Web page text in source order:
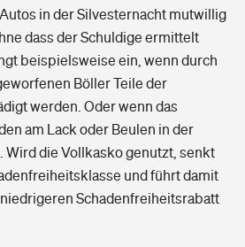
in der Silvesternacht mutwillig
dass der Schuldige ermittelt
beispielsweise ein, wenn durch
Böller Teile der
werden. Oder wenn das
am Lack oder Beulen in der
die Vollkasko genutzt, senkt
und führt damit
Schadenfreiheitsrabatt